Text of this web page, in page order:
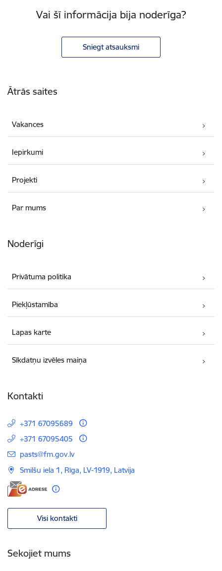
Vai šī informācija bija noderīga?
Sniegt atsauksmi
Ātrās saites
Vakances
Iepirkumi
Projekti
Par mums
Noderīgi
Privātuma politika
Piekļūstamība
Lapas karte
Sīkdatņu izvēles maiņa
Kontakti
+371 67095689
+371 67095405
E-pasts:
pasts@fm.gov.lv
Smilšu iela 1, Rīga, LV-1919, Latvija
Visi kontakti
Sekojiet mums